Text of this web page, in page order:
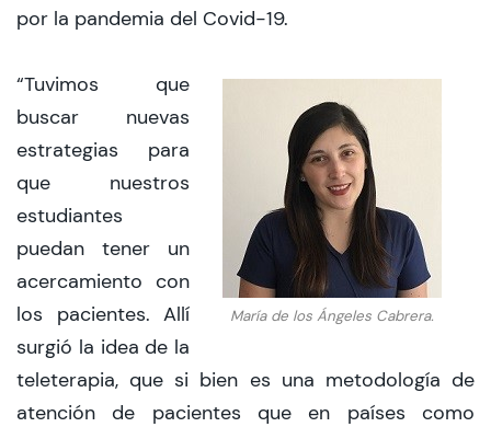
por la pandemia del Covid-19.
María de los Ángeles Cabrera.
“Tuvimos que
buscar nuevas
estrategias para
que nuestros
estudiantes
puedan tener un
acercamiento con
los pacientes. Allí
surgió la idea de la
teleterapia, que si bien es una metodología de
atención de pacientes que en países como